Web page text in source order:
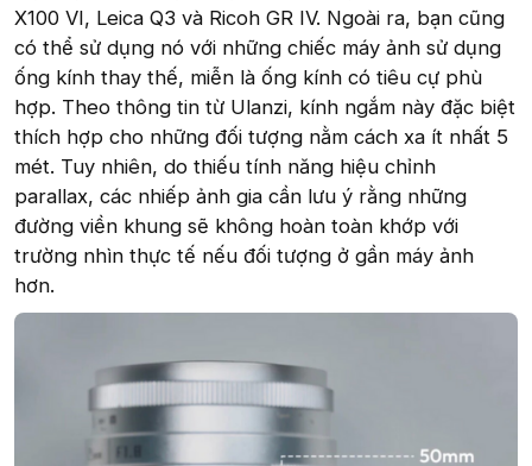
X100 VI, Leica Q3 và Ricoh GR IV. Ngoài ra, bạn cũng
có thể sử dụng nó với những chiếc máy ảnh sử dụng
ống kính thay thế, miễn là ống kính có tiêu cự phù
hợp. Theo thông tin từ Ulanzi, kính ngắm này đặc biệt
thích hợp cho những đối tượng nằm cách xa ít nhất 5
mét. Tuy nhiên, do thiếu tính năng hiệu chỉnh
parallax, các nhiếp ảnh gia cần lưu ý rằng những
đường viền khung sẽ không hoàn toàn khớp với
trường nhìn thực tế nếu đối tượng ở gần máy ảnh
hơn.